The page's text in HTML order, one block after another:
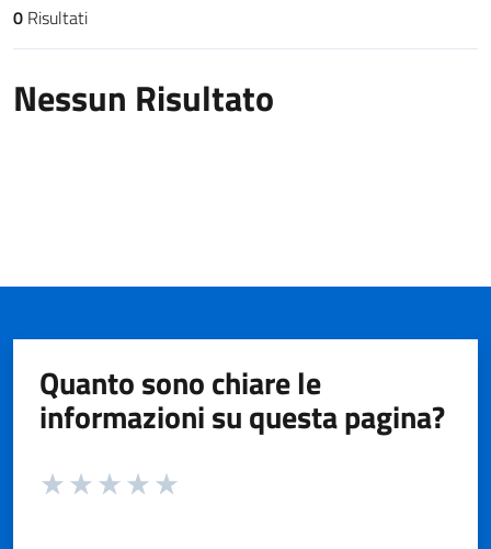
Risultati di ricerca
0 Risultati
Nessun Risultato
Quanto sono chiare le
informazioni su questa pagina?
Valuta da 1 a 5 stelle la pagina